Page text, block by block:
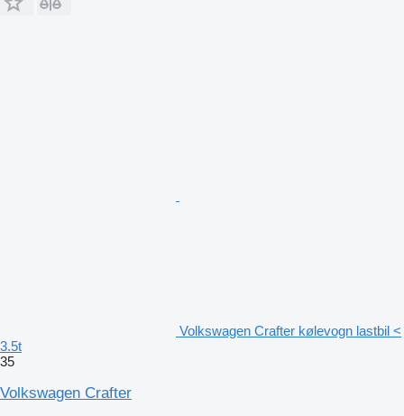
Volkswagen Crafter kølevogn lastbil <
3.5t
35
Volkswagen Crafter